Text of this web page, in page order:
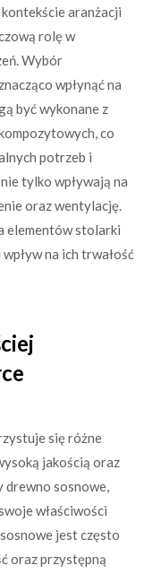
aranżacji
rolę w
Wybór
wpłynąć na
być wykonane z
co
potrzeb i
tylko wpływają na
oraz wentylację.
elementów stolarki
na ich trwałość
się różne
jakością oraz
drewno sosnowe,
właściwości
jest często
oraz przystępną